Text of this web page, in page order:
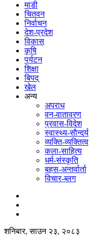
माडी
चितवन
निर्वाचन
देश-प्रदेश
विकास
कृषि
पर्यटन
शिक्षा
बिपद्
खेल
अन्य
अपराध
वन-वातावरण
प्रवास-विदेश
स्वास्थ्य-साैन्दर्य
व्यक्ति-व्यक्तित्व
कला-साहित्य
धर्म-संस्कृति
बहस-अन्तर्वार्ता
विचार-ब्लग
शनिबार, साउन २३, २०८३